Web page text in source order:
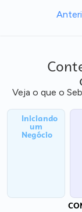
Veja o que o
Iniciando
um
Negócio